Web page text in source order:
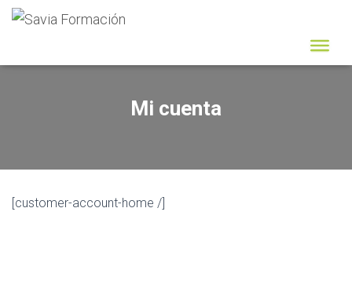
Mi cuenta
[customer-account-home /]